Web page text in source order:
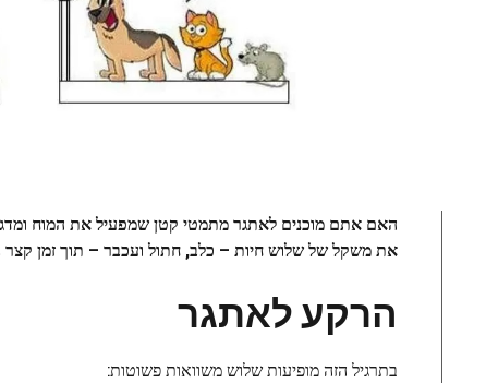
האם אתם מוכנים לאתגר מתמטי קטן שמפעיל את המוח
את משקל של שלוש חיות – כלב, חתול ועכבר – תוך זמן קצר
הרקע לאתגר
בתרגיל הזה מופיעות שלוש משוואות פשוטות: